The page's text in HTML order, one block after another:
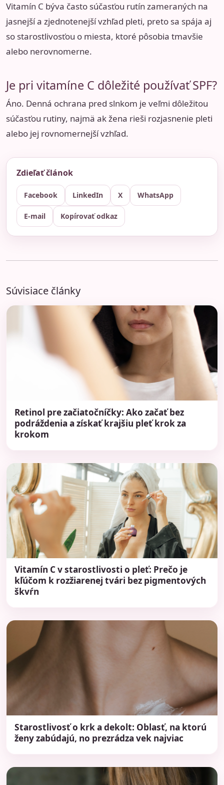
Vitamín C býva často súčasťou rutín zameraných na
jasnejší a zjednotenejší vzhľad pleti, preto sa spája aj
so starostlivosťou o miesta, ktoré pôsobia tmavšie
alebo nerovnomerne.
Je pri vitamíne C dôležité používať SPF?
Áno. Denná ochrana pred slnkom je veľmi dôležitou
súčasťou rutiny, najmä ak žena rieši rozjasnenie pleti
alebo jej rovnomernejší vzhľad.
Zdieľať článok
Facebook LinkedIn X WhatsApp
E-mail Kopírovať odkaz
Súvisiace články
Retinol pre začiatočníčky: Ako začať bez
podráždenia a získať krajšiu pleť krok za
krokom
Vitamín C v starostlivosti o pleť: Prečo je
kľúčom k rozžiarenej tvári bez pigmentových
škvŕn
Starostlivosť o krk a dekolt: Oblasť, na ktorú
ženy zabúdajú, no prezrádza vek najviac